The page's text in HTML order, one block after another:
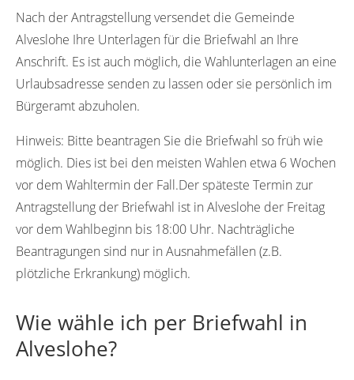
Nach der Antragstellung versendet die Gemeinde
Alveslohe Ihre Unterlagen für die Briefwahl an Ihre
Anschrift. Es ist auch möglich, die Wahlunterlagen an eine
Urlaubsadresse senden zu lassen oder sie persönlich im
Bürgeramt abzuholen.
Hinweis: Bitte beantragen Sie die Briefwahl so früh wie
möglich. Dies ist bei den meisten Wahlen etwa 6 Wochen
vor dem Wahltermin der Fall.Der späteste Termin zur
Antragstellung der Briefwahl ist in Alveslohe der Freitag
vor dem Wahlbeginn bis 18:00 Uhr. Nachträgliche
Beantragungen sind nur in Ausnahmefällen (z.B.
plötzliche Erkrankung) möglich.
Wie wähle ich per Briefwahl in
Alveslohe?